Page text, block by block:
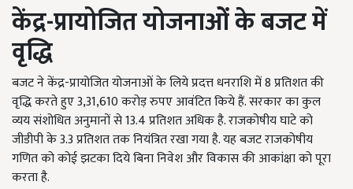
केंद्र-प्रायोजित योजनाओं के बजट में
वृद्धि
बजट ने केंद्र-प्रायोजित योजनाओं के लिये प्रदत्त धनराशि में 8 प्रतिशत की
वृद्धि करते हुए 3,31,610 करोड़ रुपए आवंटित किये हैं. सरकार का कुल
व्यय संशोधित अनुमानों से 13.4 प्रतिशत अधिक है. राजकोषीय घाटे को
जीडीपी के 3.3 प्रतिशत तक नियंत्रित रखा गया है. यह बजट राजकोषीय
गणित को कोई झटका दिये बिना निवेश और विकास की आकांक्षा को पूरा
करता है.